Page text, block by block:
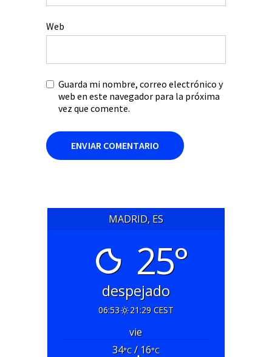
Web
Guarda mi nombre, correo electrónico y
web en este navegador para la próxima
vez que comente.
MADRID, ES
25°
despejado
06:53 21:29 CEST
vie
34°C/ 16°C